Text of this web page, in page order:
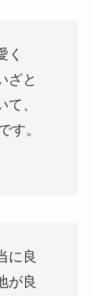
く
ざと
、
す。
に良
が良